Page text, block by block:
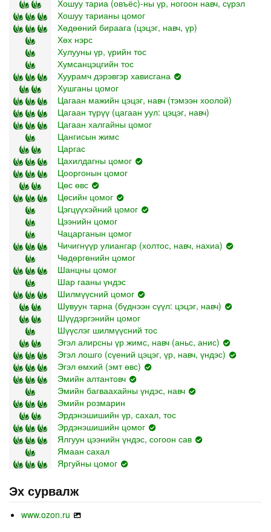
Хошуу тариа (овъёс)-ны үр, ногоон навч, сүрэл
Хошуу тарианы цомог
Хөдөөний бираага (цэцэг, навч, үр)
Хөх нэрс
Хулууны үр, үрийн тос
Хумсанцэцгийн тос
Хуурамч дэрэвгэр хависгана
Хушганы цомог
Цагаан мажийн цэцэг, навч (тэмээн хоолой)
Цагаан түрүү (цагаан уул: цэцэг, навч)
Цагаан халгайны цомог
Цангисын жимс
Царгас
Цахилдагны цомог
Цооргонын цомог
Цөс өвс
Цөсийн цомог
Цэгцүүхэйний цомог
Цээнийн цомог
Чацарганын цомог
Чичигнүүр улиангар (холтос, навч, нахиа)
Чөдөргөнийн цомог
Шанцны цомог
Шар гааны үндэс
Шилмүүсний цомог
Шувуун тарна (бүднээн сүүл: цэцэг, навч)
Шүүдэргэнийн цомог
Шүүслэг шилмүүсний тос
Эгэл алирсны үр жимс, навч (аньс, анис)
Эгэл лошго (сүений цэцэг, үр, навч, үндэс)
Эгэл өмхий (эмт өвс)
Эмийн алтантовч
Эмийн багваахайны үндэс, навч
Эмийн розмарин
Эрдэнэшишийн үр, сахал, тос
Эрдэнэшишийн цомог
Ялгуун цээнийн үндэс, согоон сав
Ямаан сахал
Яргуйны цомог
Эх сурвалж
www.ozon.ru